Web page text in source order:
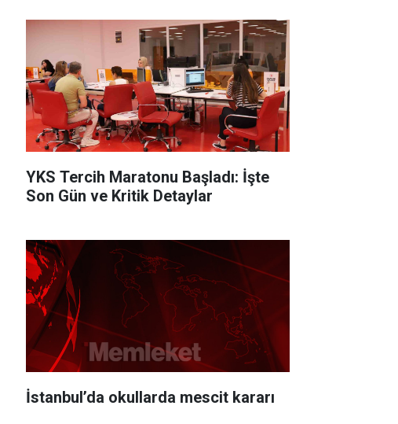
YKS Tercih Maratonu Başladı: İşte
Son Gün ve Kritik Detaylar
İstanbul’da okullarda mescit kararı